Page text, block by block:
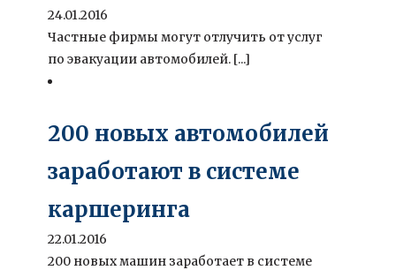
24.01.2016
Частные фирмы могут отлучить от услуг
по эвакуации автомобилей. [...]
200 новых автомобилей
заработают в системе
каршеринга
22.01.2016
200 новых машин заработает в системе